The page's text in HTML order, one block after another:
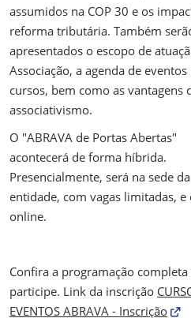
assumidos na COP 30 e os
reforma tributária. Também
apresentados o escopo de
Associação, a agenda de eventos
cursos, bem como as vantagens
associativismo.
O "ABRAVA de Portas Abertas"
acontecerá de forma híbrida.
Presencialmente, será na sede da
entidade, com vagas limitadas, e
online.
Confira a programação completa
participe. Link da inscrição
EVENTOS ABRAVA - Inscrição